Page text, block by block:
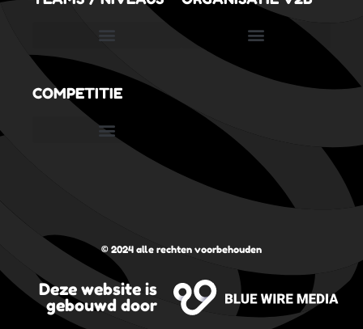
COMPETITIE
© 2024 alle rechten voorbehouden
Deze website is
gebouwd door